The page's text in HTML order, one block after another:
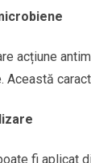
acțiune
Această
fi aplicat